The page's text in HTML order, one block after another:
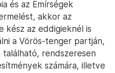
Jemen, hanem azért is,
újból elkezdte
Néhány évvel azután
a közel-keleti
most főlega Közel-